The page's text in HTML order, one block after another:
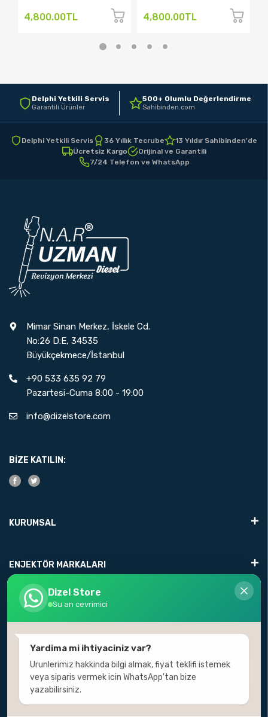
4,800.00TL 4,800.00TL
Delphi Yetkili Servis
Garantili Ürünler
500+ Olumlu Değerlendirme
Sahibinden.com
Delphi Yetkili Servis 36 Yıllık Tecrube
13 Yıldır Sahibinden'de
Ücretsiz Kargo
Orijinal ve Garantili
7/24 Telefon ve WhatsApp
Mimar Sinan Merkez, İskele Cd.
No:26 D:E, 34535
Büyükçekmece/İstanbul
+90 533 635 92 79
Pazartesi-Cuma 8:00 - 19:00
info@dizelstore.com
BIZE KATILIN:
KURUMSAL
ENJEKTÖR MARKALARI
BIZE KATILIN
e-posta adresinizi bırakın.
Dizel Store
Su an cevrimici
Yardima mi ihtiyaciniz var?
Urunlerimiz hakkinda bilgi almak, fiyat teklifi istemek
veya siparis vermek icin WhatsApp'tan bize
yazabilirsiniz.